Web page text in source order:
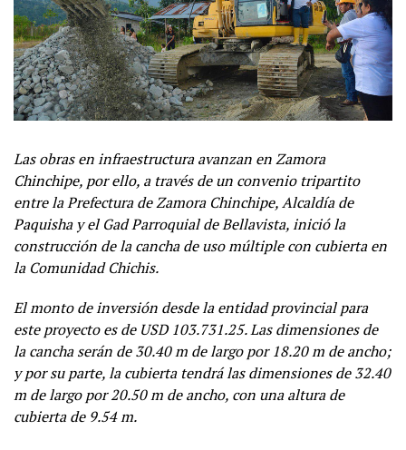
Las obras en infraestructura avanzan en Zamora
Chinchipe, por ello, a través de un convenio tripartito
entre la Prefectura de Zamora Chinchipe, Alcaldía de
Paquisha y el Gad Parroquial de Bellavista, inició la
construcción de la cancha de uso múltiple con cubierta en
la Comunidad Chichis.
El monto de inversión desde la entidad provincial para
este proyecto es de USD 103.731.25. Las dimensiones de
la cancha serán de 30.40 m de largo por 18.20 m de ancho;
y por su parte, la cubierta tendrá las dimensiones de 32.40
m de largo por 20.50 m de ancho, con una altura de
cubierta de 9.54 m.